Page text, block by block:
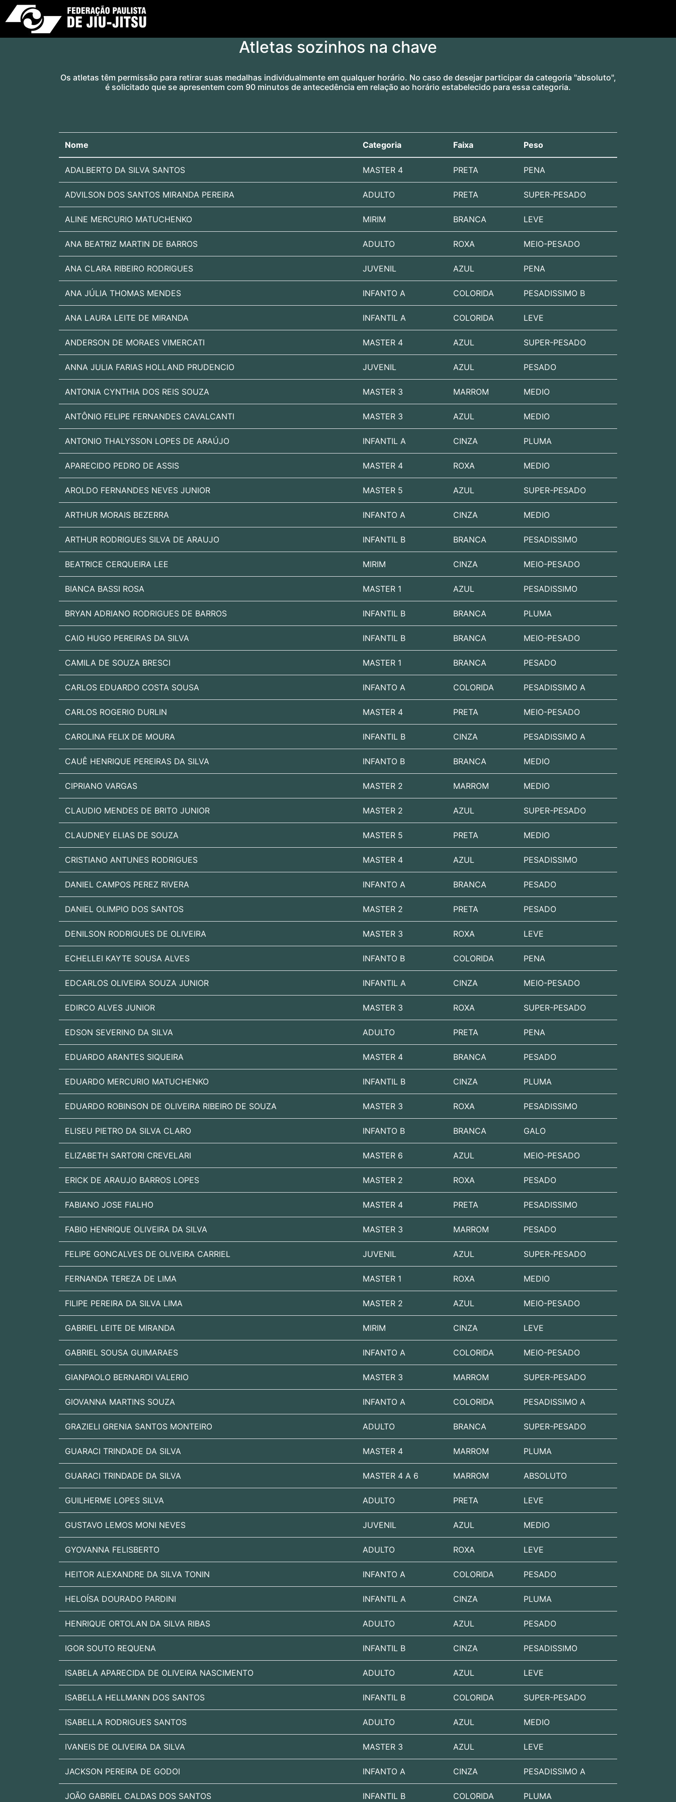
Atletas sozinhos na chave
Os atletas têm permissão para retirar suas medalhas individualmente em qualquer horário. No caso de desejar participar da categoria "absoluto",
é solicitado que se apresentem com 90 minutos de antecedência em relação ao horário estabelecido para essa categoria.
Nome Categoria Faixa Peso
ADALBERTO DA SILVA SANTOS MASTER 4 PRETA PENA
ADVILSON DOS SANTOS MIRANDA PEREIRA ADULTO PRETA SUPER-PESADO
ALINE MERCURIO MATUCHENKO MIRIM BRANCA LEVE
ANA BEATRIZ MARTIN DE BARROS ADULTO ROXA MEIO-PESADO
ANA CLARA RIBEIRO RODRIGUES JUVENIL AZUL PENA
ANA JÚLIA THOMAS MENDES INFANTO A COLORIDA PESADISSIMO B
ANA LAURA LEITE DE MIRANDA INFANTIL A COLORIDA LEVE
ANDERSON DE MORAES VIMERCATI MASTER 4 AZUL SUPER-PESADO
ANNA JULIA FARIAS HOLLAND PRUDENCIO JUVENIL AZUL PESADO
ANTONIA CYNTHIA DOS REIS SOUZA MASTER 3 MARROM MEDIO
ANTÔNIO FELIPE FERNANDES CAVALCANTI MASTER 3 AZUL MEDIO
ANTONIO THALYSSON LOPES DE ARAÚJO INFANTIL A CINZA PLUMA
APARECIDO PEDRO DE ASSIS MASTER 4 ROXA MEDIO
AROLDO FERNANDES NEVES JUNIOR MASTER 5 AZUL SUPER-PESADO
ARTHUR MORAIS BEZERRA INFANTO A CINZA MEDIO
ARTHUR RODRIGUES SILVA DE ARAUJO INFANTIL B BRANCA PESADISSIMO
BEATRICE CERQUEIRA LEE MIRIM CINZA MEIO-PESADO
BIANCA BASSI ROSA MASTER 1 AZUL PESADISSIMO
BRYAN ADRIANO RODRIGUES DE BARROS INFANTIL B BRANCA PLUMA
CAIO HUGO PEREIRAS DA SILVA INFANTIL B BRANCA MEIO-PESADO
CAMILA DE SOUZA BRESCI MASTER 1 BRANCA PESADO
CARLOS EDUARDO COSTA SOUSA INFANTO A COLORIDA PESADISSIMO A
CARLOS ROGERIO DURLIN MASTER 4 PRETA MEIO-PESADO
CAROLINA FELIX DE MOURA INFANTIL B CINZA PESADISSIMO A
CAUÊ HENRIQUE PEREIRAS DA SILVA INFANTO B BRANCA MEDIO
CIPRIANO VARGAS MASTER 2 MARROM MEDIO
CLAUDIO MENDES DE BRITO JUNIOR MASTER 2 AZUL SUPER-PESADO
CLAUDNEY ELIAS DE SOUZA MASTER 5 PRETA MEDIO
CRISTIANO ANTUNES RODRIGUES MASTER 4 AZUL PESADISSIMO
DANIEL CAMPOS PEREZ RIVERA INFANTO A BRANCA PESADO
DANIEL OLIMPIO DOS SANTOS MASTER 2 PRETA PESADO
DENILSON RODRIGUES DE OLIVEIRA MASTER 3 ROXA LEVE
ECHELLEI KAYTE SOUSA ALVES INFANTO B COLORIDA PENA
EDCARLOS OLIVEIRA SOUZA JUNIOR INFANTIL A CINZA MEIO-PESADO
EDIRCO ALVES JUNIOR MASTER 3 ROXA SUPER-PESADO
EDSON SEVERINO DA SILVA ADULTO PRETA PENA
EDUARDO ARANTES SIQUEIRA MASTER 4 BRANCA PESADO
EDUARDO MERCURIO MATUCHENKO INFANTIL B CINZA PLUMA
EDUARDO ROBINSON DE OLIVEIRA RIBEIRO DE SOUZA MASTER 3 ROXA PESADISSIMO
ELISEU PIETRO DA SILVA CLARO INFANTO B BRANCA GALO
ELIZABETH SARTORI CREVELARI MASTER 6 AZUL MEIO-PESADO
ERICK DE ARAUJO BARROS LOPES MASTER 2 ROXA PESADO
FABIANO JOSE FIALHO MASTER 4 PRETA PESADISSIMO
FABIO HENRIQUE OLIVEIRA DA SILVA MASTER 3 MARROM PESADO
FELIPE GONCALVES DE OLIVEIRA CARRIEL JUVENIL AZUL SUPER-PESADO
FERNANDA TEREZA DE LIMA MASTER 1 ROXA MEDIO
FILIPE PEREIRA DA SILVA LIMA MASTER 2 AZUL MEIO-PESADO
GABRIEL LEITE DE MIRANDA MIRIM CINZA LEVE
GABRIEL SOUSA GUIMARAES INFANTO A COLORIDA MEIO-PESADO
GIANPAOLO BERNARDI VALERIO MASTER 3 MARROM SUPER-PESADO
GIOVANNA MARTINS SOUZA INFANTO A COLORIDA PESADISSIMO A
GRAZIELI GRENIA SANTOS MONTEIRO ADULTO BRANCA SUPER-PESADO
GUARACI TRINDADE DA SILVA MASTER 4 MARROM PLUMA
GUARACI TRINDADE DA SILVA MASTER 4 A 6 MARROM ABSOLUTO
GUILHERME LOPES SILVA ADULTO PRETA LEVE
GUSTAVO LEMOS MONI NEVES JUVENIL AZUL MEDIO
GYOVANNA FELISBERTO ADULTO ROXA LEVE
HEITOR ALEXANDRE DA SILVA TONIN INFANTO A COLORIDA PESADO
HELOÍSA DOURADO PARDINI INFANTIL A CINZA PLUMA
HENRIQUE ORTOLAN DA SILVA RIBAS ADULTO AZUL PESADO
IGOR SOUTO REQUENA INFANTIL B CINZA PESADISSIMO
ISABELA APARECIDA DE OLIVEIRA NASCIMENTO ADULTO AZUL LEVE
ISABELLA HELLMANN DOS SANTOS INFANTIL B COLORIDA SUPER-PESADO
ISABELLA RODRIGUES SANTOS ADULTO AZUL MEDIO
IVANEIS DE OLIVEIRA DA SILVA MASTER 3 AZUL LEVE
JACKSON PEREIRA DE GODOI INFANTO A CINZA PESADISSIMO A
JOÃO GABRIEL CALDAS DOS SANTOS INFANTIL B COLORIDA PLUMA